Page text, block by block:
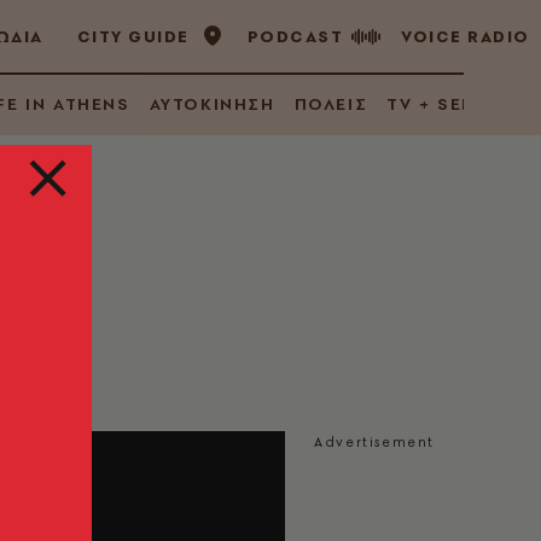
CITY GUIDE PODCAST VOICE RADIO
IN ATHENS ΑΥΤΟΚΙΝΗΣΗ ΠΟΛΕΙΣ TV + SERIES